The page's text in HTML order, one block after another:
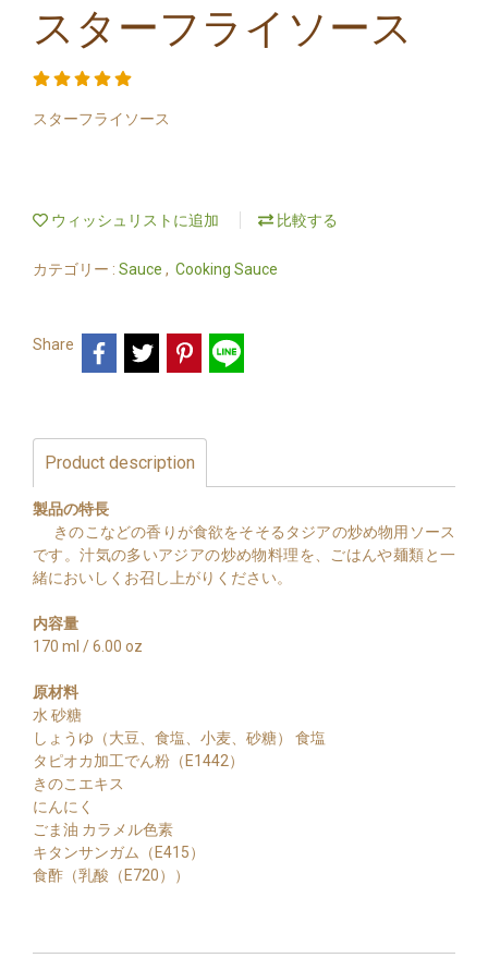
スターフライソース
スターフライソース
ウィッシュリストに追加 比較する
カテゴリー : Sauce , Cooking Sauce
Share
Product description
製品の特長
きのこなどの香りが食欲をそそるタジアの炒め物用ソース
です。汁気の多いアジアの炒め物料理を、ごはんや麺類と一
緒においしくお召し上がりください。
内容量
170 ml / 6.00 oz
原材料
水 砂糖
しょうゆ（大豆、食塩、小麦、砂糖） 食塩
タピオカ加工でん粉（E1442）
きのこエキス
にんにく
ごま油 カラメル色素
キタンサンガム（E415）
食酢（乳酸（E720））